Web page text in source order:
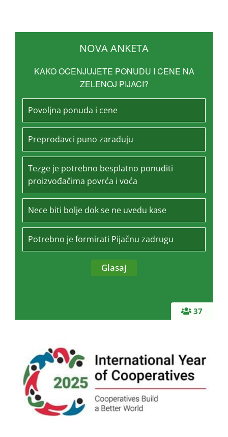
37
NOVA ANKETA
KAKO OCENJUJETE PONUDU I CENE NA
ZELENOJ PIJACI?
Povoljna ponuda i cene
Preprodavci puno zarađuju
Tezge je potrebno besplatno ponuditi
proizvođačima povrća i voća
Nece biti bolje dok se ne uvedu kase
Potrebno je formirati Pijačnu zadrugu